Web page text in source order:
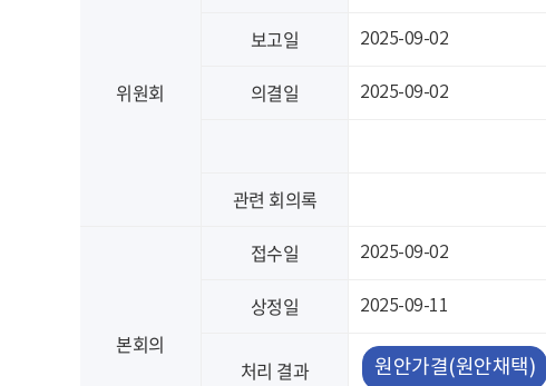
위원회
보고일 2025-09-02
의결일 2025-09-02
관련 회의록
본회의
접수일 2025-09-02
상정일 2025-09-11
처리 결과 원안가결(원안채택)